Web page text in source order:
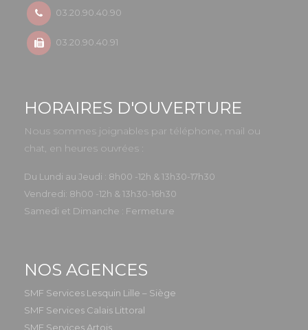
03.20.90.40.90
03.20.90.40.91
HORAIRES D'OUVERTURE
Nous sommes joignables par téléphone, mail ou
chat, en heures ouvrées :
Du Lundi au Jeudi : 8h00 -12h & 13h30-17h30
Vendredi: 8h00 -12h & 13h30-16h30
Samedi et Dimanche : Fermeture
NOS AGENCES
SMF Services Lesquin Lille – Siège
SMF Services Calais Littoral
SMF Services Artois